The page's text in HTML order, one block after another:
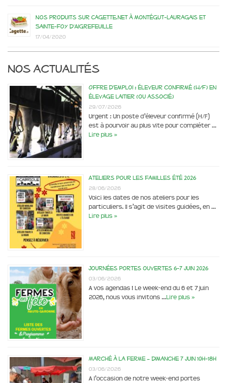
Nos produits sur Cagette.net à Montégut-Lauragais et
Sainte-Foy d’Aigrefeuille
17/04/2020
Nos actualités
Offre d’emploi : éleveur confirmé (H/F) en
élevage laitier (ou associé)
29/07/2026
Urgent : Un poste d’éleveur confirmé (H/F)
est à pourvoir au plus vite pour compléter …
Lire plus »
Ateliers pour les familles été 2026
28/06/2026
Voici les dates de nos ateliers pour les
particuliers. Il s’agit de visites guidées, en …
Lire plus »
Journées portes ouvertes 6-7 juin 2026
03/06/2026
A vos agendas ! Le week-end du 6 et 7 juin
2026, nous vous invitons …Lire plus »
Marché à la ferme – dimanche 7 juin 10h-18h
03/06/2026
A l’occasion de notre week-end portes